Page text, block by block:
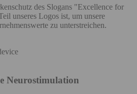
des Slogans "Excellence for
unseres Logos ist, um unsere
zu unterstreichen.
Neurostimulation